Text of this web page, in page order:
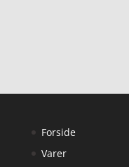
Forside
Varer